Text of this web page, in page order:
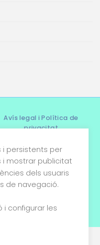
Avís legal i Política de
privacitat
Termes i condicions
Política de cookies
i persistents per
i mostrar publicitat
dels usuaris
de navegació.
i configurar les